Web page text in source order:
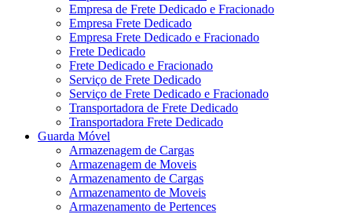
Empresa de Frete Dedicado e Fracionado
Empresa Frete Dedicado
Empresa Frete Dedicado e Fracionado
Frete Dedicado
Frete Dedicado e Fracionado
Serviço de Frete Dedicado
Serviço de Frete Dedicado e Fracionado
Transportadora de Frete Dedicado
Transportadora Frete Dedicado
Guarda Móvel
Armazenagem de Cargas
Armazenagem de Moveis
Armazenamento de Cargas
Armazenamento de Moveis
Armazenamento de Pertences